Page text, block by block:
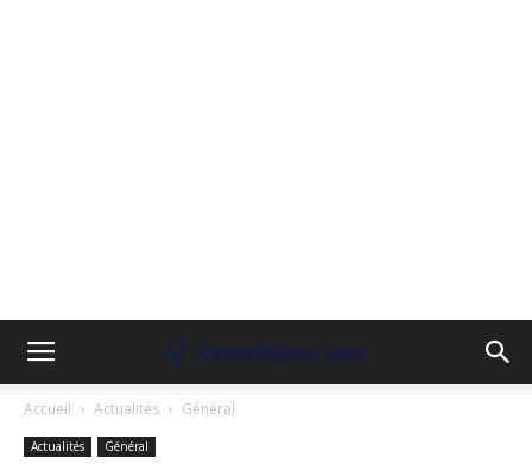
Accueil Actualités Général
Actualités Général